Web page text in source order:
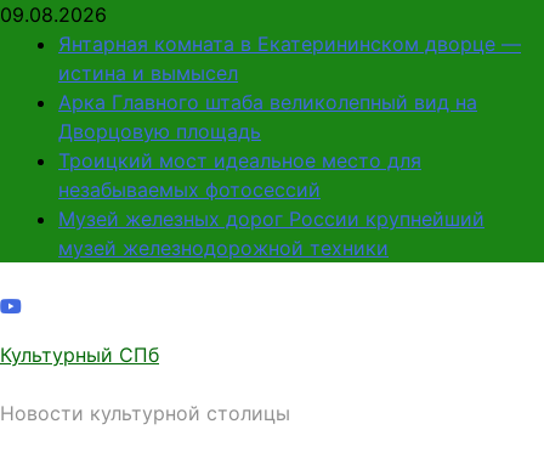
Перейти
содержимому
09.08.2026
Янтарная комната в Екатерининском дворце —
истина и вымысел
Арка Главного штаба великолепный вид на
Дворцовую площадь
Троицкий мост идеальное место для
незабываемых фотосессий
Музей железных дорог России крупнейший
музей железнодорожной техники
Культурный СПб
Новости культурной столицы